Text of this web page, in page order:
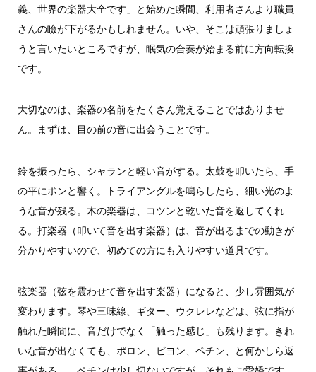
義、世界の楽器大全です」と始めた瞬間、利用者さんより職員
さんの瞼が下がるかもしれません。いや、そこは頑張りましょ
うと言いたいところですが、眠気の合奏が始まる前に方向転換
です。
大切なのは、楽器の名前をたくさん覚えることではありませ
ん。まずは、目の前の音に出会うことです。
鈴を振ったら、シャランと軽い音がする。太鼓を叩いたら、手
の平にポンと響く。トライアングルを鳴らしたら、細い光のよ
うな音が残る。木の楽器は、コツンと乾いた音を返してくれ
る。打楽器（叩いて音を出す楽器）は、音が出るまでの動きが
分かりやすいので、初めての方にも入りやすい道具です。
弦楽器（弦を震わせて音を出す楽器）になると、少し雰囲気が
変わります。琴や三味線、ギター、ウクレレなどは、弦に指が
触れた瞬間に、音だけでなく「触った感じ」も残ります。きれ
いな音が出なくても、ポロン、ビヨン、ペチン、と何かしら返